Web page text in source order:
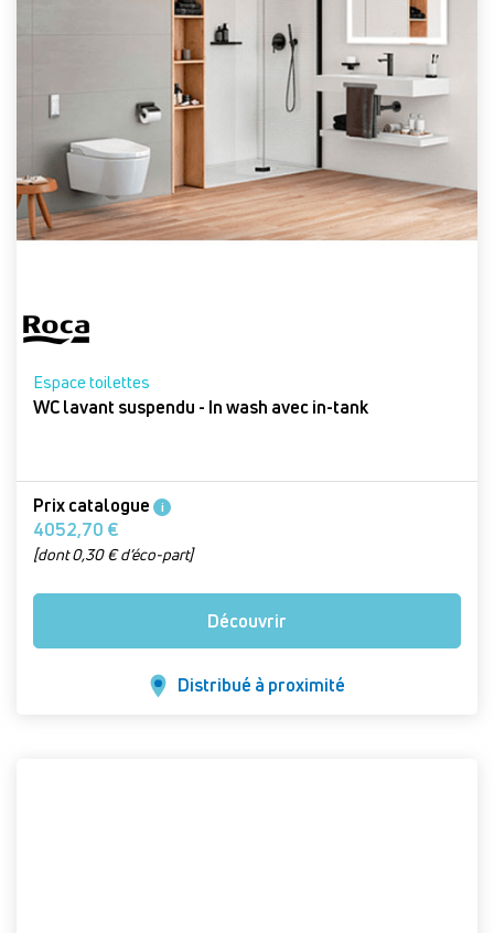
Espace toilettes
WC lavant suspendu - In wash avec in-tank
Prix catalogue i
4052,70 €
[dont 0,30 € d’éco-part]
Découvrir
Distribué à proximité